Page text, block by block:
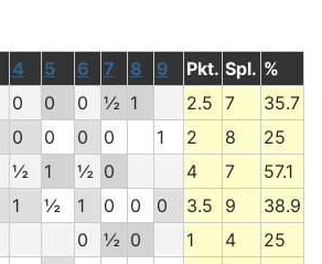
4 5 6 7 8 9 Pkt. Spl. %
0 0 0 ½ 1 2.5 7
35.7
0 0 0 0 1 2 8
25
½ 1 ½ 0 4 7
57.1
1 ½ 1 0 0 0 3.5 9
38.9
0 ½ 0 1 4
25